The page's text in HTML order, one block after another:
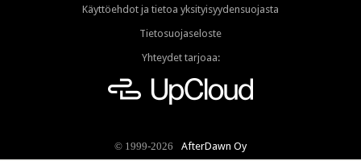
Käyttöehdot ja tietoa yksityisyydensuojasta
Tietosuojaseloste
Yhteydet tarjoaa:
© 1999-2026 AfterDawn Oy